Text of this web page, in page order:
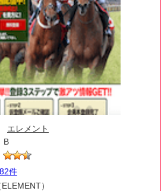
エレメント
B
82件
）